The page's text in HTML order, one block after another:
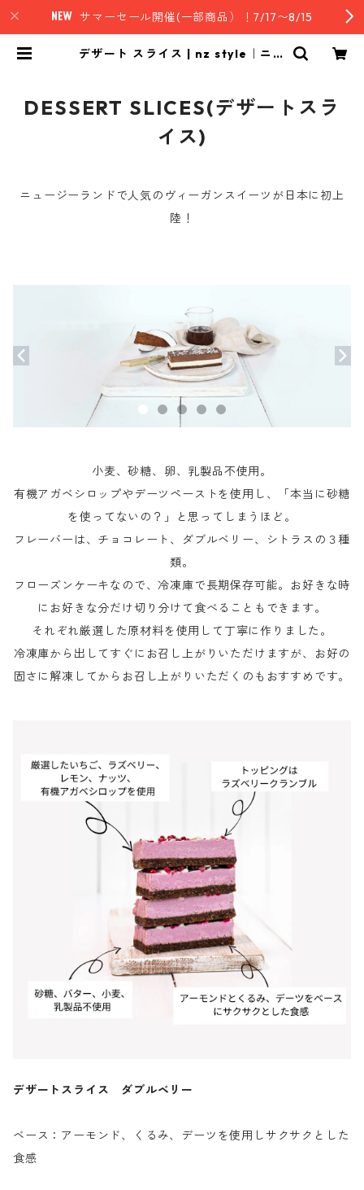
サマーセール開催(一部商品）！7/17〜8/15
デザート スライス | nz style｜ニュ
DESSERT SLICES(デザートスラ
イス)
ニュージーランドで人気のヴィーガンスイーツが日本に初上
陸！
小麦、砂糖、卵、乳製品不使用。
有機アガベシロップやデーツペーストを使用し、「本当に砂糖
を使ってないの？」と思ってしまうほど。
フレーバーは、チョコレート、ダブルベリー、シトラスの３種
類。
フローズンケーキなので、冷凍庫で長期保存可能。お好きな時
にお好きな分だけ切り分けて食べることもできます。
それぞれ厳選した原材料を使用して丁寧に作りました。
冷凍庫から出してすぐにお召し上がりいただけますが、お好の
固さに解凍してからお召し上がりいただくのもおすすめです。
デザートスライス ダブルベリー
ベース：アーモンド、くるみ、デーツを使用しサクサクとした
食感